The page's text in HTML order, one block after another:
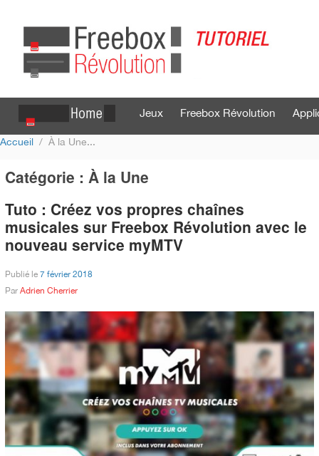
Jeux Freebox Révolution
Accueil À la Une
Catégorie : À la Une
Tuto : Créez vos propres chaînes
musicales sur Freebox Révolution avec le
nouveau service myMTV
Publié le 7 février 2018
Par Adrien Cherrier